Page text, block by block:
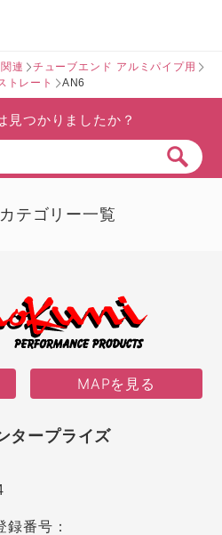
連
チューブエンド アルミパイプ用
トレート
AN6
見つかりましたか？
テゴリー一覧
MAPを見る
タープライズ
番号：